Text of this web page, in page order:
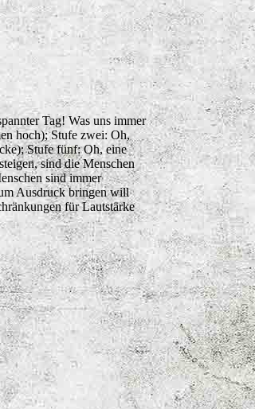
Tag! Was uns immer
hoch); Stufe zwei: Oh,
Stufe fünf: Oh, eine
sind die Menschen
sind immer
Ausdruck bringen will
für Lautstärke